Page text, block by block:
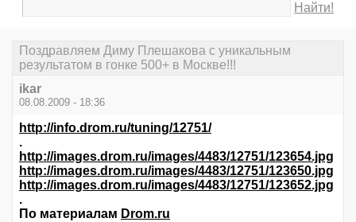
Найти!
Поздравляем Диму Плешакова с уникальным
результатом в гонке 500+ в Москве!!!
ikar
08.08.2009 - 18:36
http://info.drom.ru/tuning/12751/
.
http://images.drom.ru/images/4483/12751/123654.jpg
http://images.drom.ru/images/4483/12751/123650.jpg
http://images.drom.ru/images/4483/12751/123652.jpg
.
По материалам Drom.ru